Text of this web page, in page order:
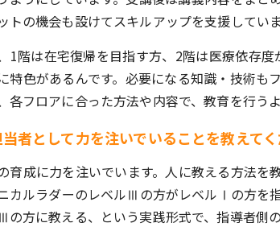
トの機会も設けてスキルアップを支援していま
1階は在宅復帰を目指す方、2階は医療依存
特色があるんです。必要になる知識・技術も
各フロアに合った方法や内容で、教育を行う
者として力を注いでいることを教えてく
育成に力を注いでいます。人に教える方法を
カルラダーのレベルⅢの方がレベルⅠの方を
方に教える、という実践形式で、指導者側の